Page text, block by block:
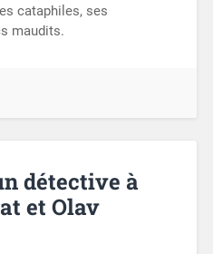
cataphiles, ses
maudits.
détective à
et Olav